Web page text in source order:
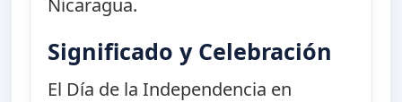
Significado y Celebración
El Día de la Independencia en